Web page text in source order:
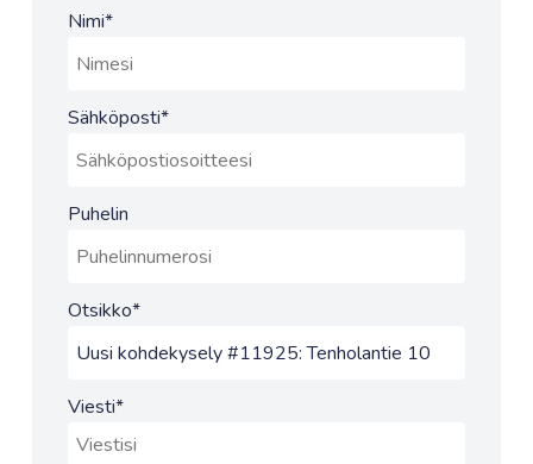
Nimi*
Sähköposti*
Puhelin
Otsikko*
Viesti*